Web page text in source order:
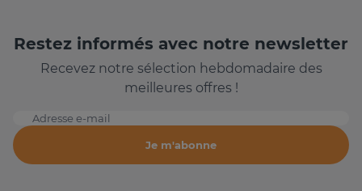
Restez informés avec notre newsletter
Recevez notre sélection hebdomadaire des
meilleures offres !
Adresse e-mail
Je m'abonne